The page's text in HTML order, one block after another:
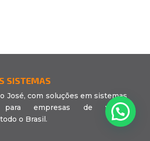
SISTEMAS
José, com soluções em sistemas
para empresas de vários
o Brasil.